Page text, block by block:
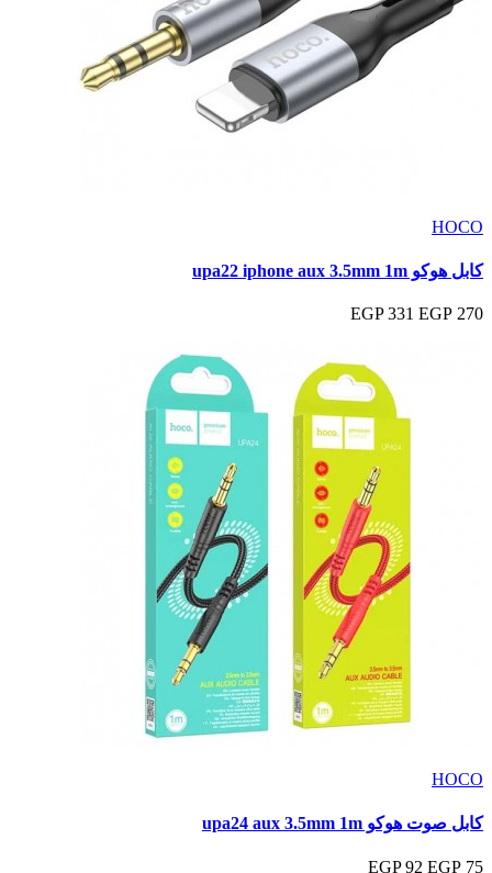
HOCO
كابل هوكو upa22 iphone aux 3.5mm 1m
270 EGP
331 EGP
HOCO
كابل صوت هوكو upa24 aux 3.5mm 1m
75 EGP
92 EGP